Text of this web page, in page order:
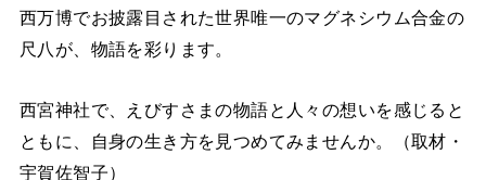
西万博でお披露目された世界唯一のマグネシウム合金の
尺八が、物語を彩ります。
西宮神社で、えびすさまの物語と人々の想いを感じると
ともに、自身の生き方を見つめてみませんか。（取材・
宇賀佐智子）